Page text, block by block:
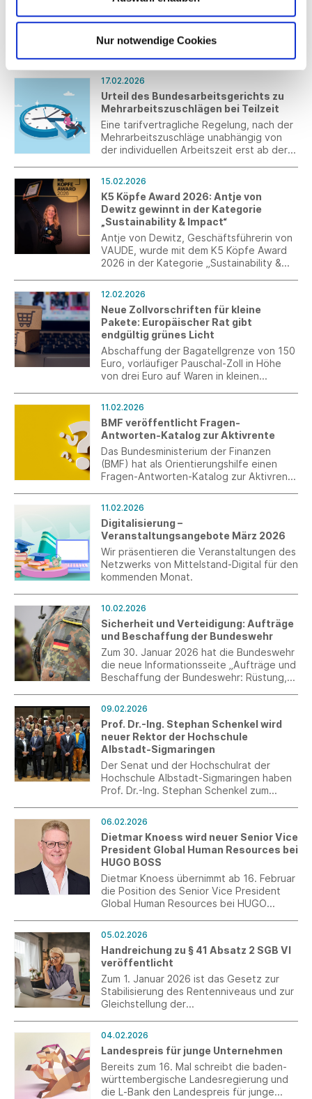
Nur notwendige Cookies
Das Handtuch stand im Mittelpunkt des
Forschungs- und Entwicklungsprojekts
„Eco Yarn“, das Gebr. Otto gemeinsam mit
dem Recycling Atelier der Technischen
Hochschule Augsburg, dem Schweizer
Mietwäschespezialisten Schwob AG und
der eidgenössischen Weberei Weseta
durchgeführt hat.
17.02.2026
Urteil des Bundesarbeitsgerichts zu
Mehrarbeitszuschlägen bei Teilzeit
Eine tarifvertragliche Regelung, nach der
Mehrarbeitszuschläge unabhängig von
der individuellen Arbeitszeit erst ab der
Diskriminierung Teilzeitbeschäftigter, so
das Urteil des Bundesarbeitsgerichts.
15.02.2026
K5 Köpfe Award 2026: Antje von
Dewitz gewinnt in der Kategorie
„Sustainability & Impact“
Antje von Dewitz, Geschäftsführerin von
VAUDE, wurde mit dem K5 Köpfe Award
2026 in der Kategorie „Sustainability &
Preisverleihung am 11. Februar in München
verliehen.
12.02.2026
Neue Zollvorschriften für kleine
Pakete: Europäischer Rat gibt
endgültig grünes Licht
Abschaffung der Bagatellgrenze von 150
Euro, vorläufiger Pauschal-Zoll in Höhe
von drei Euro auf Waren in kleinen
schärfere Gangart gegen die
Päckchenflut im Online-Handel.
11.02.2026
BMF veröffentlicht Fragen-
Antworten-Katalog zur Aktivrente
Das Bundesministerium der Finanzen
(BMF) hat als Orientierungshilfe einen
Fragen-Antworten-Katalog zur Aktivrente
Informationen haben keine Rechts- oder
Bindungswirkung.
11.02.2026
Digitalisierung –
Veranstaltungsangebote März 2026
Wir präsentieren die Veranstaltungen des
Netzwerks von Mittelstand-Digital für den
kommenden Monat.
10.02.2026
Sicherheit und Verteidigung: Aufträge
und Beschaffung der Bundeswehr
Zum 30. Januar 2026 hat die Bundeswehr
die neue Informationsseite „Aufträge und
Beschaffung der Bundeswehr: Rüstung,
Unternehmen, die Vertragspartner der
Bundeswehr werden möchten.
09.02.2026
Prof. Dr.-Ing. Stephan Schenkel wird
neuer Rektor der Hochschule
Albstadt-Sigmaringen
Der Senat und der Hochschulrat der
Hochschule Albstadt-Sigmaringen haben
Prof. Dr.-Ing. Stephan Schenkel zum
06.02.2026
Dietmar Knoess wird neuer Senior Vice
President Global Human Resources bei
HUGO BOSS
Dietmar Knoess übernimmt ab 16. Februar
die Position des Senior Vice President
Global Human Resources bei HUGO
verlässt, um sich neuen beruflichen
Herausforderungen zu stellen.
05.02.2026
Handreichung zu § 41 Absatz 2 SGB VI
veröffentlicht
Zum 1. Januar 2026 ist das Gesetz zur
Stabilisierung des Rentenniveaus und zur
Gleichstellung der
Befristungsregelung für ältere
Arbeitnehmer in § 41 Abs. 2 SGB VI. Die
BDA hat dazu eine Handreichung
erarbeitet.
04.02.2026
Landespreis für junge Unternehmen
Bereits zum 16. Mal schreibt die baden-
württembergische Landesregierung und
die L‑Bank den Landespreis für junge